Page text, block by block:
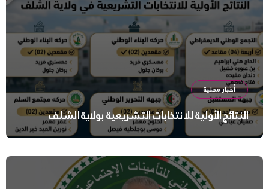
أخبار محلية
النتائج الأولية للانتخابات التشريعية بولاية الشلف